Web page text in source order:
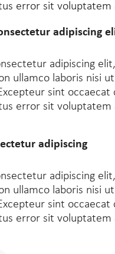
error sit voluptatem
adipiscing
adipiscing
ullamco laboris nisi
sint
error sit
adipiscing
adipiscing
ullamco laboris nisi
sint
error sit